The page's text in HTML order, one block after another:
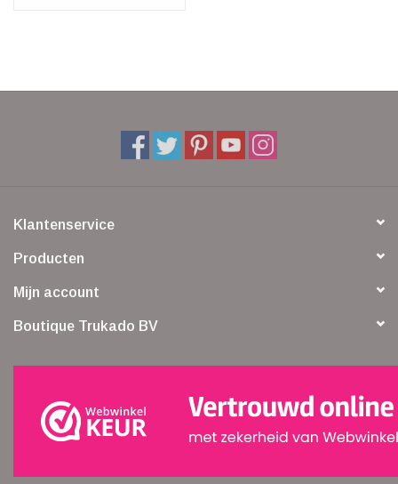
Klantenservice
Producten
Mijn account
Boutique Trukado BV